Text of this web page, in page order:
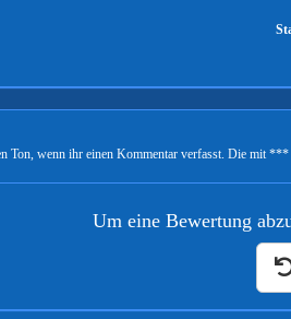
Ton, wenn ihr einen Kommentar verfasst. Die mit
Um eine Bewertung